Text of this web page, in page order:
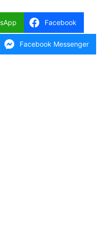
Facebook
Facebook Messenger